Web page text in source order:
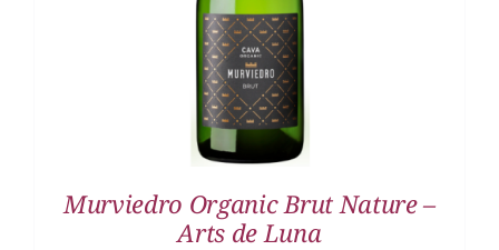
Murviedro Organic Brut Nature –
Arts de Luna